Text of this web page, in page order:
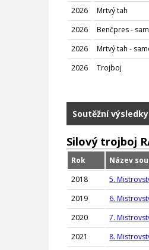
2026
Mrtvý tah
2026
Benčpres -
2026
Mrtvý tah -
2026
Trojboj
Soutěžní
Silový trojboj
Rok Název
2018
5.
2019
6.
2020
7.
2021
8.